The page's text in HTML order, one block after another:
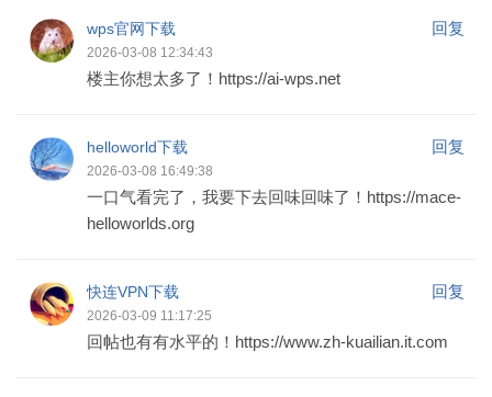
wps官网下载 回复
2026-03-08 12:34:43
楼主你想太多了！https://ai-wps.net
helloworld下载 回复
2026-03-08 16:49:38
一口气看完了，我要下去回味回味了！https://mace-
helloworlds.org
快连VPN下载 回复
2026-03-09 11:17:25
回帖也有有水平的！https://www.zh-kuailian.it.com